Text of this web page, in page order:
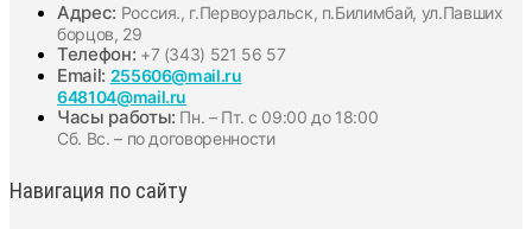
Адрес: Россия., г.Первоуральск, п.Билимбай, ул.Павших
борцов, 29
Телефон: +7 (343) 521 56 57
Email: 255606@mail.ru
648104@mail.ru
Часы работы: Пн. – Пт. с 09:00 до 18:00
Сб. Вс. – по договоренности
Навигация по сайту